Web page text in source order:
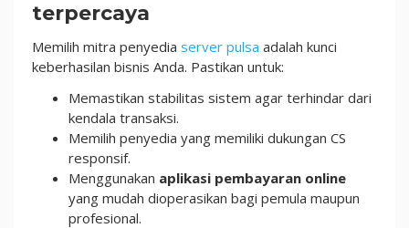
terpercaya
Memilih mitra penyedia server pulsa adalah kunci
keberhasilan bisnis Anda. Pastikan untuk:
Memastikan stabilitas sistem agar terhindar dari
kendala transaksi.
Memilih penyedia yang memiliki dukungan CS
responsif.
Menggunakan aplikasi pembayaran online
yang mudah dioperasikan bagi pemula maupun
profesional.